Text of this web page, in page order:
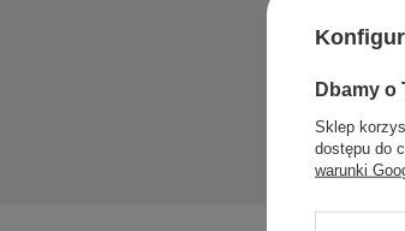
Dbamy o
Sklep
dostępu do
warunki